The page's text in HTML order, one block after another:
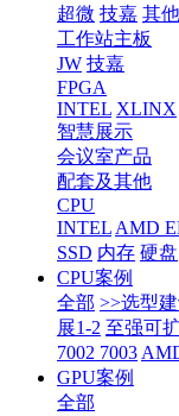
超微 技嘉 其他
工作站主板
JW 技嘉
FPGA
INTEL XLINX
智慧展示
会议室产品
配套及其他
CPU
INTEL AMD
SSD 内存 硬盘
CPU案例
全部 >>选型
展1-2 至强可
7002 7003
GPU案例
全部